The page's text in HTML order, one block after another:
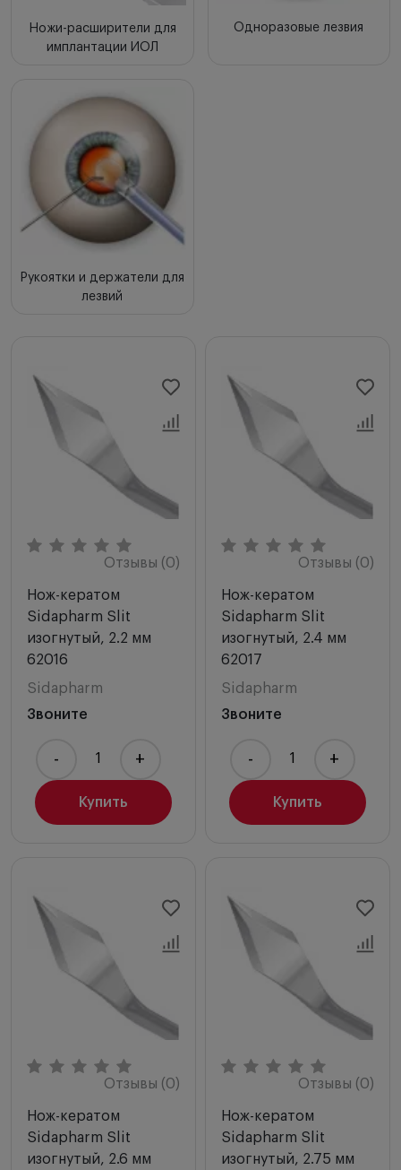
Ножи-расширители для
имплантации ИОЛ
Одноразовые лезвия
Рукоятки и держатели для
лезвий
Отзывы (0)
Нож-кератом
Sidapharm Slit
изогнутый, 2.2 мм
62016
Sidapharm
Звоните
Купить
- +
Отзывы (0)
Нож-кератом
Sidapharm Slit
изогнутый, 2.4 мм
62017
Sidapharm
Звоните
Купить
- +
Отзывы (0)
Нож-кератом
Sidapharm Slit
изогнутый, 2.6 мм
Отзывы (0)
Нож-кератом
Sidapharm Slit
изогнутый, 2.75 мм